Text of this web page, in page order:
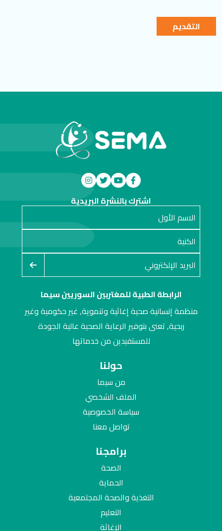
التقديم
الرابطة الطبية للمغتربين السوريين سيما
منظمة إنسانية صحية إغاثية وتنموية, غير حكومية وغير
ربحية, تعنى بتوفير الرعاية الصحية عالية الجودة
للمستفيدين من خدماتها
اشترك بالنشرة البريدية
حولنا
من سيما
الملف الشخصي
سياسة الخصوصية
تواصل معنا
برامجنا
الصحة
الحماية
التغذية والصحة المجتمعية
التعليم
الإغاثة